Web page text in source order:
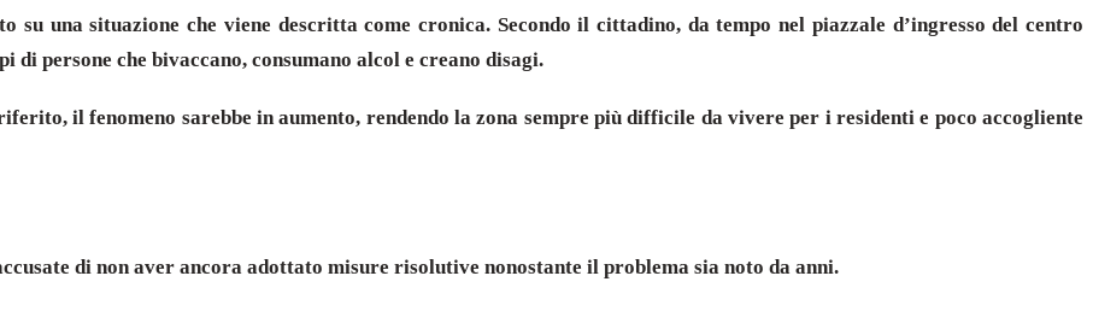
una situazione che viene descritta come cronica. Secondo il cittadino, da tempo nel piazzale d’ingresso del centro
persone che bivaccano, consumano alcol e creano disagi.
il fenomeno sarebbe in aumento, rendendo la zona sempre più difficile da vivere per i residenti e poco accogliente
di non aver ancora adottato misure risolutive nonostante il problema sia noto da anni.